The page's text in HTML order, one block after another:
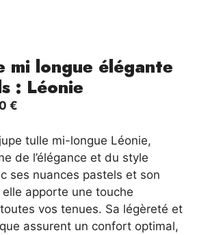
mi longue élégante
: Léonie
€.
€
actuel
est :
38,90 €.
tulle mi-longue Léonie,
de l’élégance et du style
ses nuances pastels et son
apporte une touche
vos tenues. Sa légèreté et
assurent un confort optimal,